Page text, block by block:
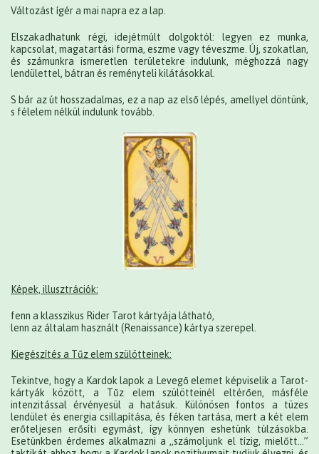
Változást ígér a mai napra ez a lap.
Elszakadhatunk régi, idejétmúlt dolgoktól: legyen ez munka,
kapcsolat, magatartási forma, eszme vagy téveszme. Új, szokatlan,
és számunkra ismeretlen területekre indulunk, méghozzá nagy
lendülettel, bátran és reményteli kilátásokkal.
S bár az út hosszadalmas, ez a nap az első lépés, amellyel döntünk,
s félelem nélkül indulunk tovább.
Képek, illusztrációk:
fenn a klasszikus Rider Tarot kártyája látható,
lenn az általam használt (Renaissance) kártya szerepel.
Kiegészítés a Tűz elem szülötteinek:
Tekintve, hogy a Kardok lapok a Levegő elemet képviselik a Tarot-
kártyák között, a Tűz elem szülötteinél eltérően, másféle
intenzitással érvényesül a hatásuk. Különösen fontos a tüzes
lendület és energia csillapítása, és féken tartása, mert a két elem
erőteljesen erősíti egymást, így könnyen eshetünk túlzásokba.
Esetünkben érdemes alkalmazni a „számoljunk el tízig, mielőtt…”